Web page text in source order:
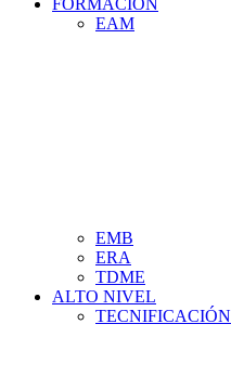
FORMACIÓN
EAM
EMB
ERA
TDME
ALTO NIVEL
TECNIFICACIÓN